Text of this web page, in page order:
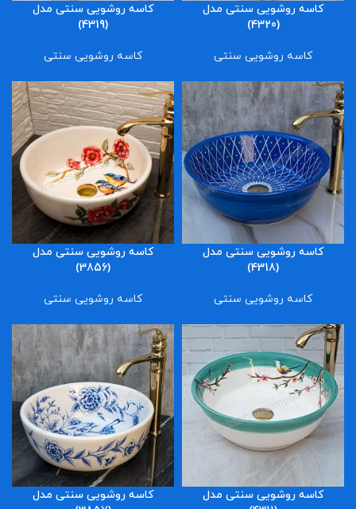
کاسه روشویی سنتی مدل
(4320)
کاسه روشویی سنتی
کاسه روشویی سنتی مدل
(4319)
کاسه روشویی سنتی
کاسه روشویی سنتی مدل
(4318)
کاسه روشویی سنتی
کاسه روشویی سنتی مدل
(3856)
کاسه روشویی سنتی
کاسه روشویی سنتی مدل
کاسه روشویی سنتی مدل